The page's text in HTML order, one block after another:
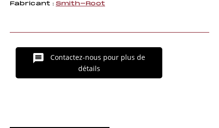
Fabricant : Smith-Root
Contactez-nous pour plus de
détails